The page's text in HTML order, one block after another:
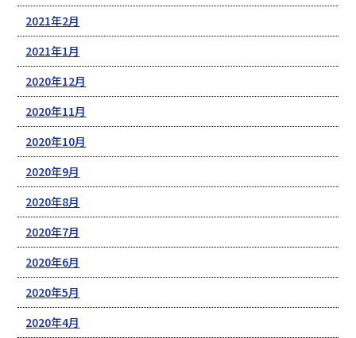
2021年2月
2021年1月
2020年12月
2020年11月
2020年10月
2020年9月
2020年8月
2020年7月
2020年6月
2020年5月
2020年4月